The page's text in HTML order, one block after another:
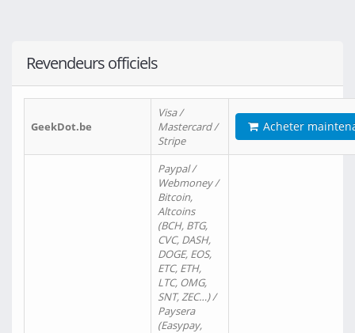
Revendeurs officiels
GeekDot.be
Visa /
Mastercard /
Stripe
Acheter
Paypal /
Webmoney /
Bitcoin,
Altcoins
(BCH, BTG,
CVC, DASH,
DOGE, EOS,
ETC, ETH,
LTC, OMG,
SNT, ZEC…) /
Paysera
(Easypay,